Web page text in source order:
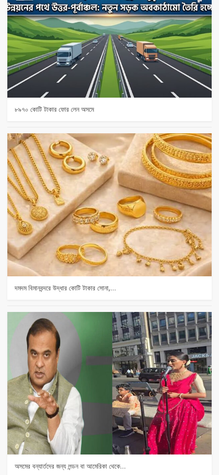
৮৯৭০ কোটি টাকার ফোর লেন অসমে
দমদম বিমানবন্দরে উদ্ধার কোটি টাকার সোনা,…
অসমের বন্যার্তদের জন্য লন্ডন বা আমেরিকা থেকে…